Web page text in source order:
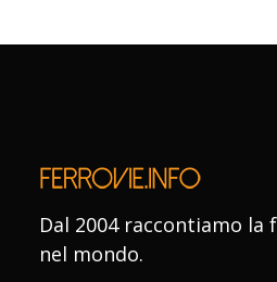
Dal 2004 raccontiamo la
nel mondo.